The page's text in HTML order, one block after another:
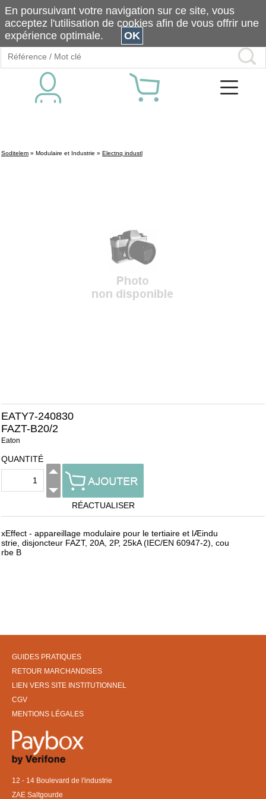
Soditelem » Modulaire et Industrie » Electnq industl
EATY7-240830
FAZT-B20/2
Eaton
QUANTITÉ
RÉACTUALISER
xEffect - appareillage modulaire pour le tertiaire et lÆindu
strie, disjoncteur FAZT, 20A, 2P, 25kA (IEC/EN 60947-2), cou
rbe B
GUIDES PRATIQUES
RETOUR MARCHANDISES
LIEN VERS SITE INSTITUTIONNEL
CGV
MENTIONS LÉGALES
12 - 14 Boulevard de l'industrie
ZAE Saltgourde
En poursuivant votre navigation sur ce site, vous
acceptez l'utilisation de cookies afin de vous offrir une
expérience optimale.
OK